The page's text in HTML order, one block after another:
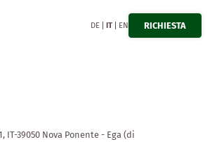
DE IT EN RICHIESTA
39050 Nova Ponente - Ega (di